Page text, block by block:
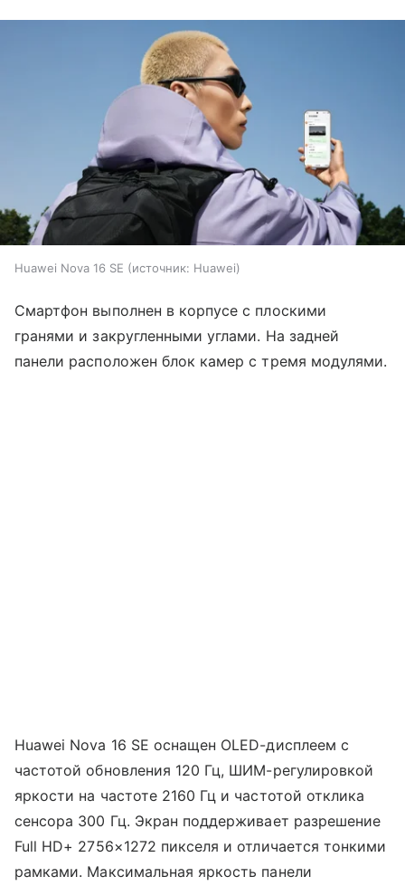
Huawei Nova 16 SE источник: Huawei
Смартфон выполнен в корпусе с плоскими
гранями и закругленными углами. На задней
панели расположен блок камер с тремя модулями.
Huawei Nova 16 SE оснащен OLED-дисплеем с
частотой обновления 120 Гц, ШИМ-регулировкой
яркости на частоте 2160 Гц и частотой отклика
сенсора 300 Гц. Экран поддерживает разрешение
Full HD+ 2756×1272 пикселя и отличается тонкими
рамками. Максимальная яркость панели